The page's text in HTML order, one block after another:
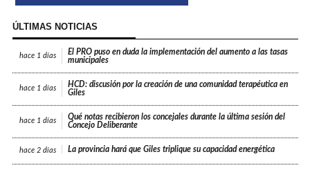
ÚLTIMAS NOTICIAS
hace 1 días
El PRO puso en duda la implementación del aumento a las tasas
municipales
hace 1 días
HCD: discusión por la creación de una comunidad terapéutica en
Giles
hace 1 días
Qué notas recibieron los concejales durante la última sesión del
Concejo Deliberante
hace 2 días La provincia hará que Giles triplique su capacidad energética